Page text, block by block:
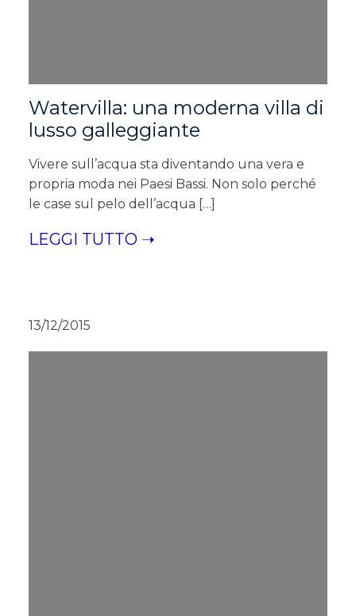
Watervilla: una moderna villa di
lusso galleggiante
Vivere sull’acqua sta diventando una vera e
propria moda nei Paesi Bassi. Non solo perché
le case sul pelo dell’acqua […]
LEGGI TUTTO ➝
13/12/2015